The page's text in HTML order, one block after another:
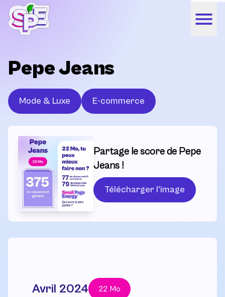
Pepe Jeans
Mode & Luxe E-commerce
Partage le score de Pepe
Jeans !
Télécharger l'image
Avril 2024 22 Mo